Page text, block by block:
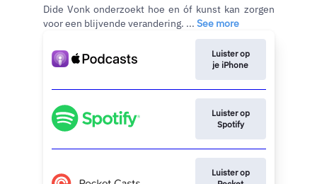
Dide Vonk onderzoekt hoe en óf kunst kan zorgen
voor een blijvende verandering. ... See more
Luister op
je iPhone
Luister op
Spotify
Luister op